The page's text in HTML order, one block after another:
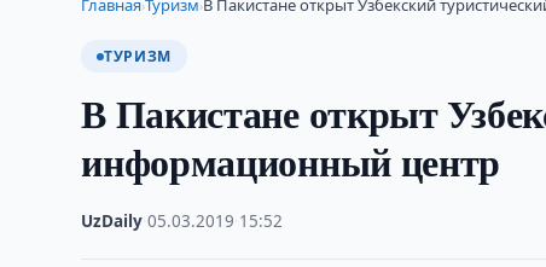
Главная›Туризм›В Пакистане открыт Узбекский
ТУРИЗМ
В Пакистане открыт
информационный центр
UzDaily ·05.03.2019 15:52